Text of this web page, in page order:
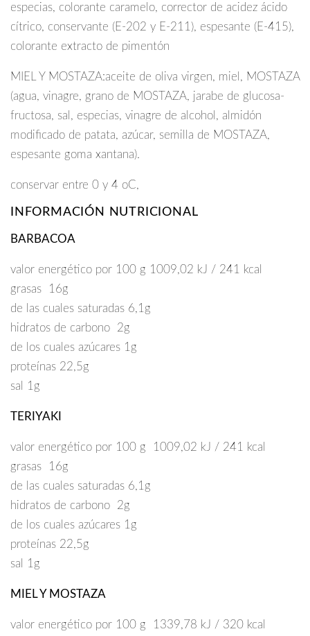
especias, colorante caramelo, corrector de acidez ácido
cítrico, conservante (E-202 y E-211), espesante (E-415),
colorante extracto de pimentón
MIEL Y MOSTAZA:aceite de oliva virgen, miel, MOSTAZA
(agua, vinagre, grano de MOSTAZA, jarabe de glucosa-
fructosa, sal, especias, vinagre de alcohol, almidón
modificado de patata, azúcar, semilla de MOSTAZA,
espesante goma xantana).
conservar entre 0 y 4 oC,
INFORMACIÓN NUTRICIONAL
BARBACOA
valor energético por 100 g 1009,02 kJ / 241 kcal
grasas 16g
de las cuales saturadas 6,1g
hidratos de carbono 2g
de los cuales azúcares 1g
proteínas 22,5g
sal 1g
TERIYAKI
valor energético por 100 g 1009,02 kJ / 241 kcal
grasas 16g
de las cuales saturadas 6,1g
hidratos de carbono 2g
de los cuales azúcares 1g
proteínas 22,5g
sal 1g
MIEL Y MOSTAZA
valor energético por 100 g 1339,78 kJ / 320 kcal